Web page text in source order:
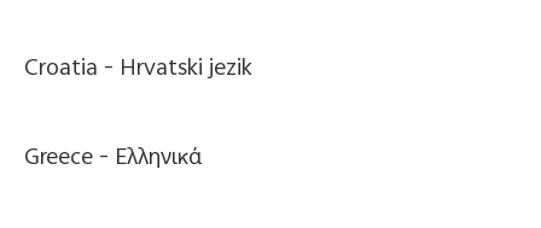
Croatia - Hrvatski jezik
Greece - Ελληνικά